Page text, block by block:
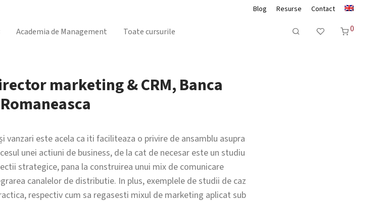
Blog Resurse Contact
Academia de Management Toate cursurile 0
marketing & CRM, Banca
Romaneasca
vanzari este acela ca iti faciliteaza o privire de ansamblu asupra
unei actiuni de business, de la cat de necesar este un studiu
strategice, pana la construirea unui mix de comunicare
canalelor de distributie. In plus, exemplele de studii de caz
respectiv cum sa regasesti mixul de marketing aplicat sub